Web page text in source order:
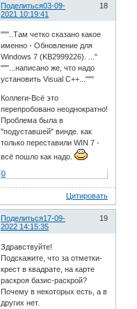
Поделиться 18
03-09-
2021 10:19:41
"""..Там четко сказано какое
именно - Обновление для
Windows 7 (KB2999226). ..."
"""...написано же, что надо
установить Visual C++..."""
Коллеги-Всё это
перепробовано неоднократно!
Проблема была в
"подуставшей" винде. как
только переставили WIN 7 -
всё пошло как надо.
0
Цитировать
Поделиться 19
17-09-
2022 14:15:35
Здравствуйте!
Подскажите, что за отметки-
крест в квадрате, на карте
раскроя базис-раскрой?
Почему в некоторых есть, а в
других нет.